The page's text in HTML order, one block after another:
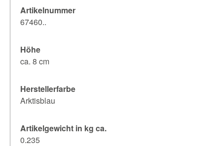
Artikelnummer
67460..
Höhe
ca. 8 cm
Herstellerfarbe
Arktisblau
Artikelgewicht in kg ca.
0.235